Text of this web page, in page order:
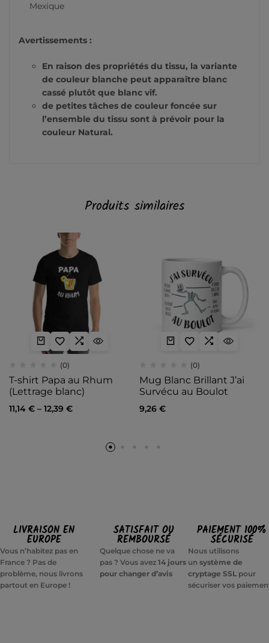
Mexique
Avertissements :
En raison des propriétés du tissu, la variante
de couleur blanche peut apparaître blanc
cassé plutôt que blanc vif.
de petites tâches de couleur foncée sur
l’ensemble du tissu sont à prévoir pour la
couleur Natural.
Produits similaires
(0)
T-shirt Papa au Rhum
(Lettrage blanc)
11,14 € – 12,39 €
(0)
Mug Blanc Brillant J’ai
Survécu au Boulot
9,26 €
LIVRAISON EN
EUROPE
Vous n’habitez pas en
France ? Pas de
problème, nous livrons
partout en Europe !
SATISFAIT OU
REMBOURSÉ
Quelque chose ne va
pas ? Vous avez14 jours
pour changer d’avis
PAIEMENT 100%
SÉCURISÉ
Nous utilisons
un système de
cryptage SSLpour
sécuriser vos